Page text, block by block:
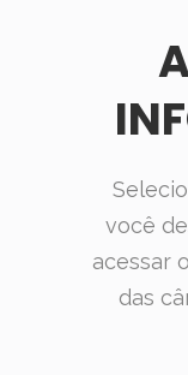
você
acessar
das